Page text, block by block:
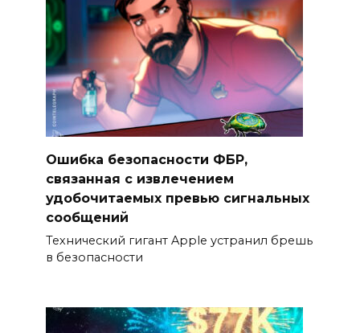
Ошибка безопасности ФБР,
связанная с извлечением
удобочитаемых превью сигнальных
сообщений
Технический гигант Apple устранил брешь
в безопасности